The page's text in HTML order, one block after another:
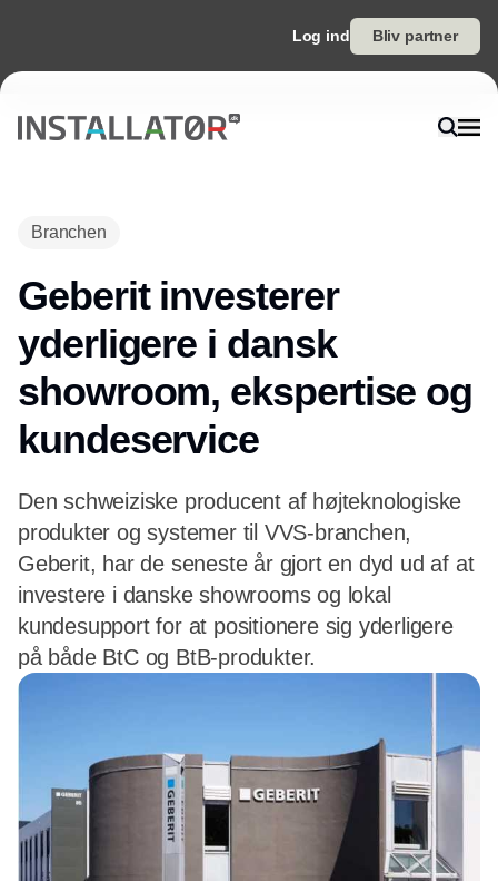
Log ind Bliv partner
Branchen
Geberit investerer
yderligere i dansk
showroom, ekspertise og
kundeservice
Den schweiziske producent af højteknologiske
produkter og systemer til VVS-branchen,
Geberit, har de seneste år gjort en dyd ud af at
investere i danske showrooms og lokal
kundesupport for at positionere sig yderligere
på både BtC og BtB-produkter.